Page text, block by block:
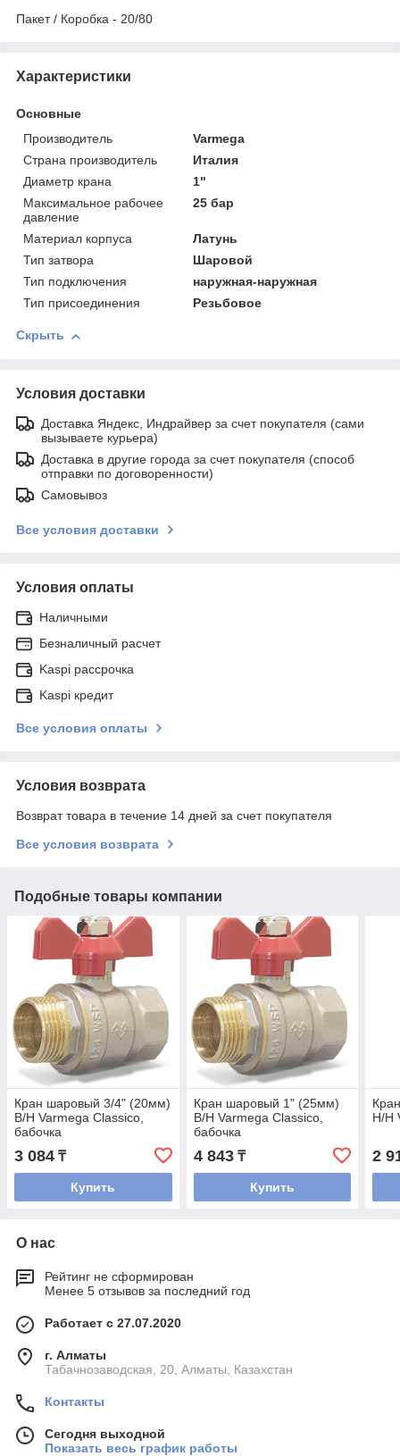
Пакет / Коробка - 20/80
Характеристики
Основные
Производитель
Varmega
Страна производитель
Италия
Диаметр крана
1"
Максимальное рабочее
давление
25 бар
Материал корпуса
Латунь
Тип затвора
Шаровой
Тип подключения
наружная-наружная
Тип присоединения
Резьбовое
Скрыть
Условия доставки
Доставка Яндекс, Индрайвер за счет покупателя (сами
вызываете курьера)
Доставка в другие города за счет покупателя (способ
отправки по договоренности)
Самовывоз
Все условия доставки
Условия оплаты
Наличными
Безналичный расчет
Kaspi рассрочка
Kaspi кредит
Все условия оплаты
Условия возврата
Возврат товара в течение 14 дней за счет покупателя
Все условия возврата
Подобные товары компании
Кран шаровый 3/4" (20мм)
В/Н Varmega Classico,
бабочка
3 084 ₸
Купить
Кран шаровый 1" (25мм)
В/Н Varmega Classico,
бабочка
4 843₸
Купить
Н/Н
2
О нас
Рейтинг не сформирован
Менее 5 отзывов за последний год
Работает с 27.07.2020
г. Алматы
Табачнозаводская, 20, Алматы, Казахстан
Контакты
Сегодня выходной
Показать весь график работы